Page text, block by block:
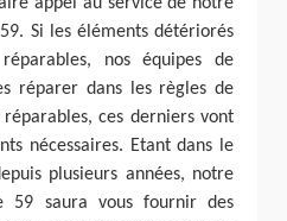
appel au service de notre
Si les éléments détériorés
nos équipes de
réparer dans les règles de
réparables, ces derniers vont
nécessaires. Etant dans le
plusieurs années, notre
59 saura vous fournir des